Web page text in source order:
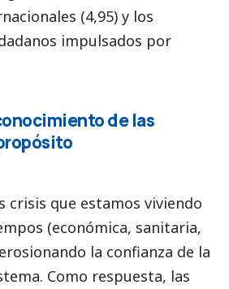
(4,95) y los
impulsados por
de las
crisis que estamos viviendo
(económica, sanitaria,
la confianza de la
Como respuesta, las